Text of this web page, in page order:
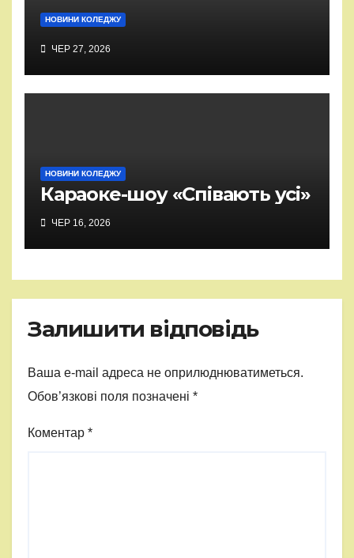
НОВИНИ КОЛЕДЖУ
ЧЕР 27, 2026
НОВИНИ КОЛЕДЖУ
Караоке-шоу «Співають усі»
ЧЕР 16, 2026
Залишити відповідь
Ваша e-mail адреса не оприлюднюватиметься.
Обов’язкові поля позначені *
Коментар *